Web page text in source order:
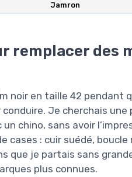
Jamron
remplacer des
noir en taille 42 pendant
Je cherchais une
chino, sans avoir
cases : cuir suédé,
que je partais sans
plus connues.